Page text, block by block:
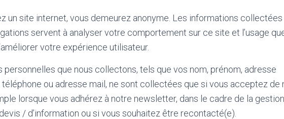
un site internet, vous demeurez anonyme. Les informations collectées
servent à analyser votre comportement sur ce site et l’usage
votre expérience utilisateur.
personnelles que nous collectons, tels que vos nom, prénom, adresse
ou adresse mail, ne sont collectées que si vous acceptez de
lorsque vous adhérez à notre newsletter, dans le cadre de la
/ d’information ou si vous souhaitez être recontacté(e).